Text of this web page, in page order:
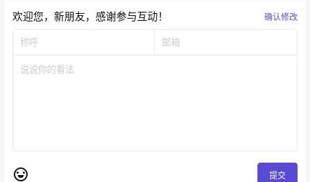
欢迎您，新朋友，感谢参与互动！ 确认修改
提交